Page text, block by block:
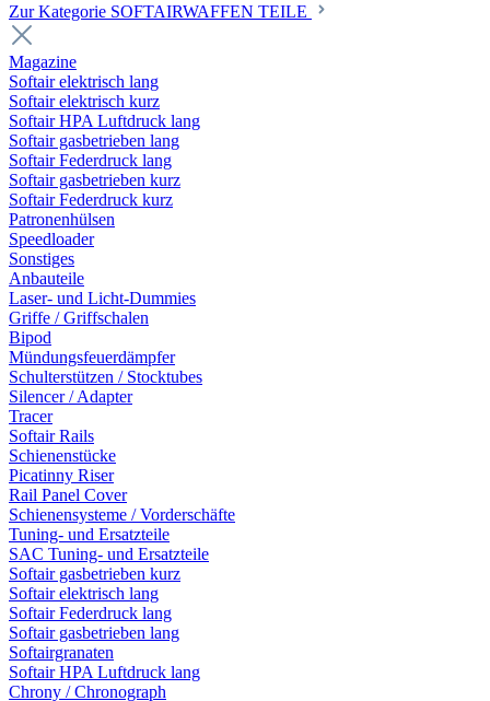
Zur Kategorie SOFTAIRWAFFEN TEILE
Magazine
Softair elektrisch lang
Softair elektrisch kurz
Softair HPA Luftdruck lang
Softair gasbetrieben lang
Softair Federdruck lang
Softair gasbetrieben kurz
Softair Federdruck kurz
Patronenhülsen
Speedloader
Sonstiges
Anbauteile
Laser- und Licht-Dummies
Griffe / Griffschalen
Bipod
Mündungsfeuerdämpfer
Schulterstützen / Stocktubes
Silencer / Adapter
Tracer
Softair Rails
Schienenstücke
Picatinny Riser
Rail Panel Cover
Schienensysteme / Vorderschäfte
Tuning- und Ersatzteile
SAC Tuning- und Ersatzteile
Softair gasbetrieben kurz
Softair elektrisch lang
Softair Federdruck lang
Softair gasbetrieben lang
Softairgranaten
Softair HPA Luftdruck lang
Chrony / Chronograph